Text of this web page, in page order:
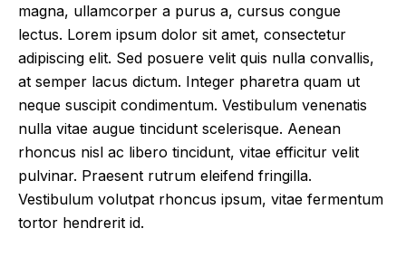
magna, ullamcorper a purus a, cursus congue
lectus. Lorem ipsum dolor sit amet, consectetur
adipiscing elit. Sed posuere velit quis nulla convallis,
at semper lacus dictum. Integer pharetra quam ut
neque suscipit condimentum. Vestibulum venenatis
nulla vitae augue tincidunt scelerisque. Aenean
rhoncus nisl ac libero tincidunt, vitae efficitur velit
pulvinar. Praesent rutrum eleifend fringilla.
Vestibulum volutpat rhoncus ipsum, vitae fermentum
tortor hendrerit id.